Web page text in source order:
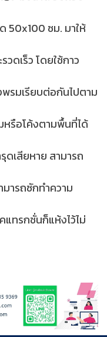
50x100 ซม. มาให้
ดเร็ว โดยใช้กาว
พรมเรียบต่อกันไปตาม
หรือโค้งตามพื้นที่ได้
ดเสียหาย สามารถ
ารถซักทำความ
ทรกชั่นก็แห้งไว้ไม่